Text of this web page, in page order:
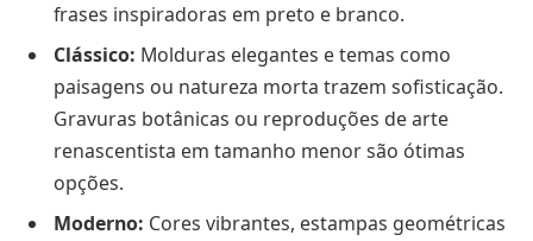
frases inspiradoras em preto e branco.
Clássico: Molduras elegantes e temas como
paisagens ou natureza morta trazem sofisticação.
Gravuras botânicas ou reproduções de arte
renascentista em tamanho menor são ótimas
opções.
Moderno: Cores vibrantes, estampas geométricas